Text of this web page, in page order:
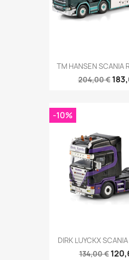
TM HANSEN SCANIA
204,00 €
DIRK LUYCKX
134,00 €
-10%